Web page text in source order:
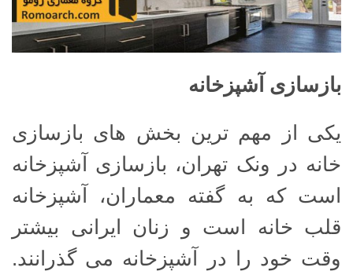
بازسازی آشپزخانه
یکی از مهم ترین بخش های بازسازی
خانه در ونک تهران، بازسازی آشپزخانه
است که به گفته معماران، آشپزخانه
قلب خانه است و زنان ایرانی بیشتر
وقت خود را در آشپزخانه می گذرانند.